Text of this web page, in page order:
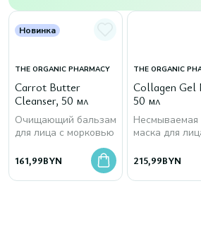
Новинка
THE ORGANIC PHARMACY
Carrot Butter
Cleanser, 50 мл
Очищающий бальзам
для лица с морковью
161,99BYN
THE ORGANIC
Collagen Gel
50 мл
Несмываемая
маска для
морским
215,99BYN